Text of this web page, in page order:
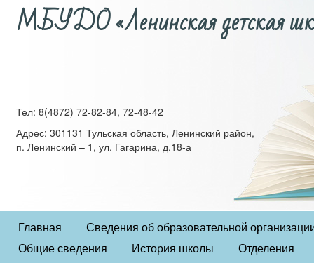
МБУДО «Ленинская детская
Тел: 8(4872) 72-82-84, 72-48-42
Адрес: 301131 Тульская область, Ленинский район,
п. Ленинский – 1, ул. Гагарина, д.18-а
Главная
Сведения об образовательной
Общие сведения
История школы
Отделения